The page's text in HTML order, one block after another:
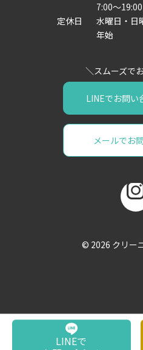
7:00～19:00
定休日
水曜日・日
年始
メールでお
LINEでお問い
© 2026 クリー
LINEで